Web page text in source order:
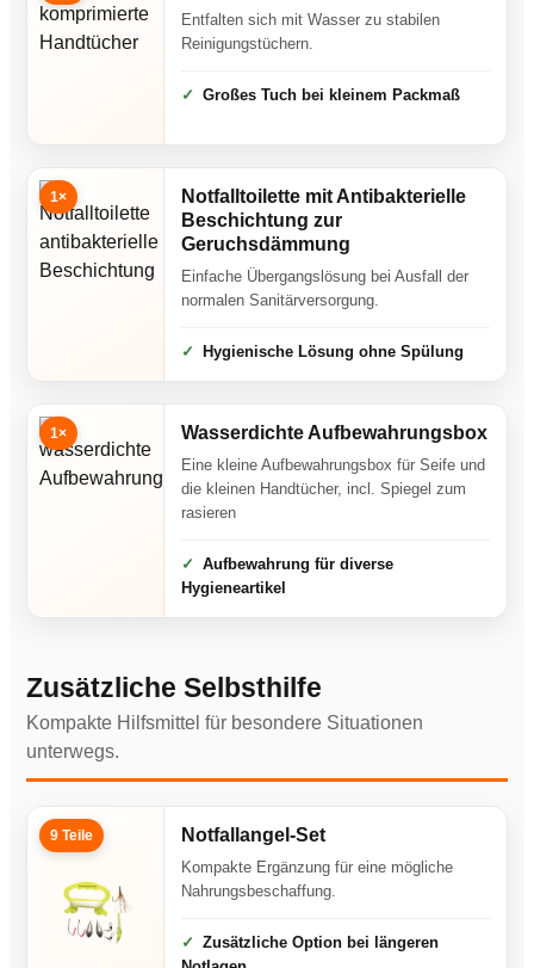
Entfalten sich mit Wasser zu stabilen
Reinigungstüchern.
Großes Tuch bei kleinem Packmaß
1×
Notfalltoilette mit Antibakterielle
Beschichtung zur
Geruchsdämmung
Einfache Übergangslösung bei Ausfall der
normalen Sanitärversorgung.
Hygienische Lösung ohne Spülung
1× Wasserdichte Aufbewahrungsbox
Eine kleine Aufbewahrungsbox für Seife und
die kleinen Handtücher, incl. Spiegel zum
rasieren
Aufbewahrung für diverse
Hygieneartikel
Zusätzliche Selbsthilfe
Kompakte Hilfsmittel für besondere Situationen
unterwegs.
9 Teile Notfallangel-Set
Kompakte Ergänzung für eine mögliche
Nahrungsbeschaffung.
Zusätzliche Option bei längeren